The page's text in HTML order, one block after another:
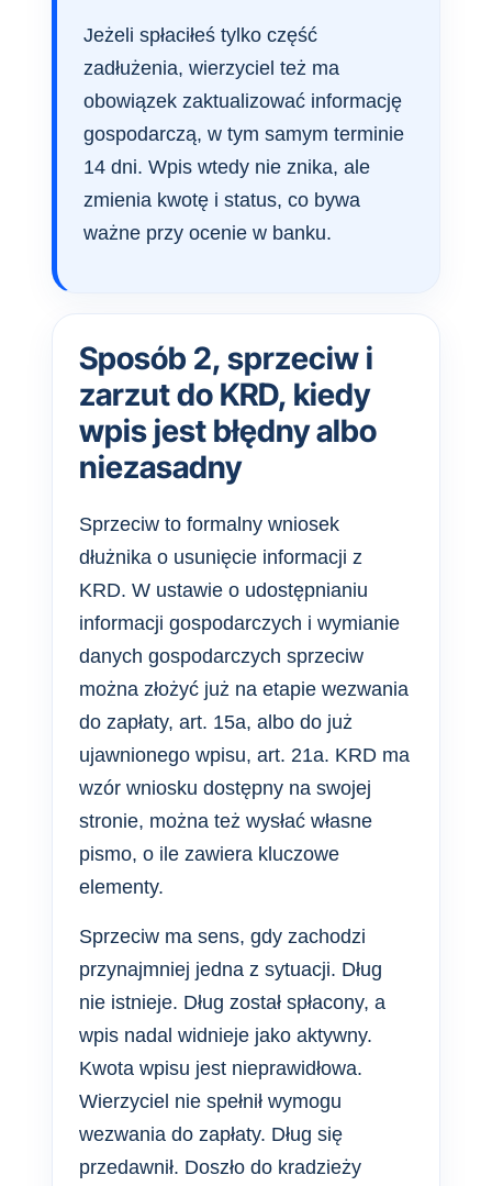
Jeżeli spłaciłeś tylko część
zadłużenia, wierzyciel też ma
obowiązek zaktualizować informację
gospodarczą, w tym samym terminie
14 dni. Wpis wtedy nie znika, ale
zmienia kwotę i status, co bywa
ważne przy ocenie w banku.
Sposób 2, sprzeciw i
zarzut do KRD, kiedy
wpis jest błędny albo
niezasadny
Sprzeciw to formalny wniosek
dłużnika o usunięcie informacji z
KRD. W ustawie o udostępnianiu
informacji gospodarczych i wymianie
danych gospodarczych sprzeciw
można złożyć już na etapie wezwania
do zapłaty, art. 15a, albo do już
ujawnionego wpisu, art. 21a. KRD ma
wzór wniosku dostępny na swojej
stronie, można też wysłać własne
pismo, o ile zawiera kluczowe
elementy.
Sprzeciw ma sens, gdy zachodzi
przynajmniej jedna z sytuacji. Dług
nie istnieje. Dług został spłacony, a
wpis nadal widnieje jako aktywny.
Kwota wpisu jest nieprawidłowa.
Wierzyciel nie spełnił wymogu
wezwania do zapłaty. Dług się
przedawnił. Doszło do kradzieży